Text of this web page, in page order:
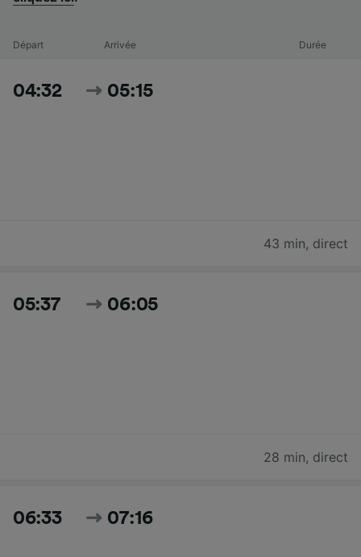
Départ Arrivée Durée
04:32 05:15
43 min, direct
05:37 06:05
28 min, direct
06:33 07:16